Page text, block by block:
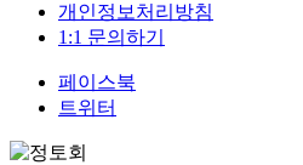
개인정보처리방침
1:1 문의하기
페이스북
트위터